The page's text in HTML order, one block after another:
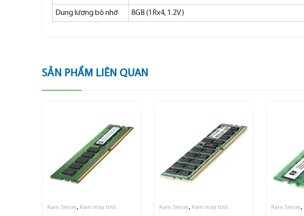
Dung lượng bộ nhớ 8GB (1Rx4, 1.2V)
SẢN PHẨM LIÊN QUAN
Ram Server, Ram máy tính Ram Server, Ram máy tính Ram Server,